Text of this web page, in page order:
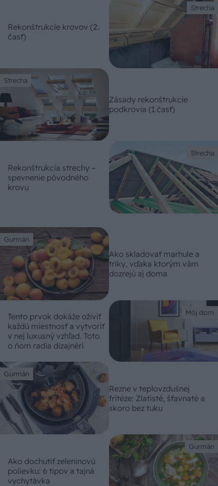
Strecha
Rekonštrukcie krovov (2.
časť)
Strecha
Zásady rekonštrukcie
podkrovia (1.časť)
Strecha
Rekonštrukcia strechy –
spevnenie pôvodného
krovu
Gurmán
Ako skladovať marhule a
triky, vďaka ktorým vám
dozrejú aj doma
Môj dom
Tento prvok dokáže oživiť
každú miestnosť a vytvoriť
v nej luxusný vzhľad. Toto
o ňom radia dizajnéri
Gurmán
Rezne v teplovzdušnej
fritéze: Zlatisté, šťavnaté a
skoro bez tuku
Gurmán
Ako dochutiť zeleninovú
polievku: 6 tipov a tajná
vychytávka